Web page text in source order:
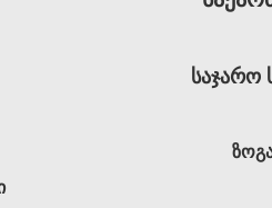
საჯარო